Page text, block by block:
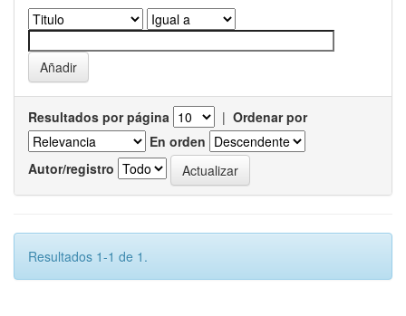
Resultados por página | Ordenar por
En orden
Autor/registro
Resultados 1-1 de 1.